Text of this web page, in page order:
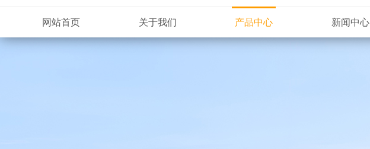
网站首页 关于我们 产品中心 新闻中心